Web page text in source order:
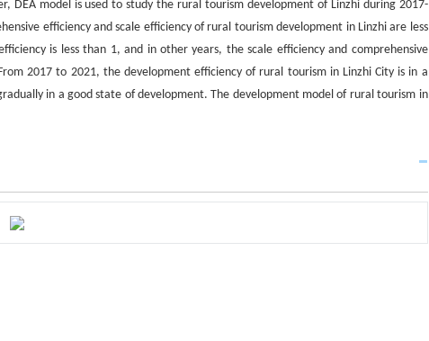
model is used to study the rural tourism development of Linzhi during 2017-
efficiency and scale efficiency of rural tourism development in Linzhi are less
is less than 1, and in other years, the scale efficiency and comprehensive
2017 to 2021, the development efficiency of rural tourism in Linzhi City is in a
in a good state of development. The development model of rural tourism in